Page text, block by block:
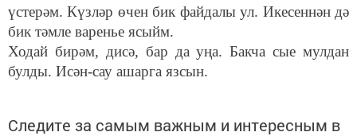
үстерәм. Күзләр өчен бик файдалы ул. Икесеннән дә
бик тәмле варенье ясыйм.
Ходай бирәм, дисә, бар да уңа. Бакча сые мулдан
булды. Исән-сау ашарга язсын.
Следите за самым важным и интересным в